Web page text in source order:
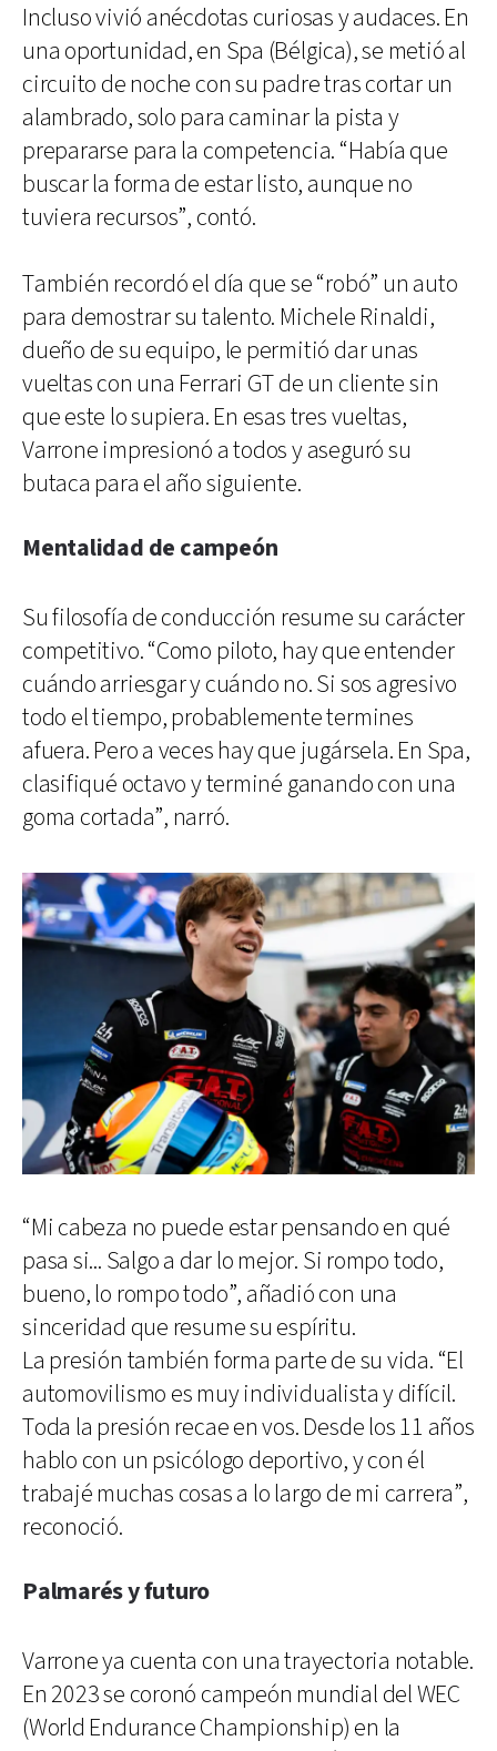
Incluso vivió anécdotas curiosas y audaces. En
una oportunidad, en Spa (Bélgica), se metió al
circuito de noche con su padre tras cortar un
alambrado, solo para caminar la pista y
prepararse para la competencia. “Había que
buscar la forma de estar listo, aunque no
tuviera recursos”, contó.
También recordó el día que se “robó” un auto
para demostrar su talento. Michele Rinaldi,
dueño de su equipo, le permitió dar unas
vueltas con una Ferrari GT de un cliente sin
que este lo supiera. En esas tres vueltas,
Varrone impresionó a todos y aseguró su
butaca para el año siguiente.
Mentalidad de campeón
Su filosofía de conducción resume su carácter
competitivo. “Como piloto, hay que entender
cuándo arriesgar y cuándo no. Si sos agresivo
todo el tiempo, probablemente termines
afuera. Pero a veces hay que jugársela. En Spa,
clasifiqué octavo y terminé ganando con una
goma cortada”, narró.
“Mi cabeza no puede estar pensando en qué
pasa si... Salgo a dar lo mejor. Si rompo todo,
bueno, lo rompo todo”, añadió con una
sinceridad que resume su espíritu.
La presión también forma parte de su vida. “El
automovilismo es muy individualista y difícil.
Toda la presión recae en vos. Desde los 11 años
hablo con un psicólogo deportivo, y con él
trabajé muchas cosas a lo largo de mi carrera”,
reconoció.
Palmarés y futuro
Varrone ya cuenta con una trayectoria notable.
En 2023 se coronó campeón mundial del WEC
(World Endurance Championship) en la